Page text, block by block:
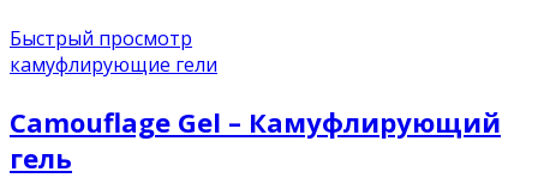
Быстрый просмотр
камуфлирующие гели
Camouflage Gel – Камуфлирующий
гель